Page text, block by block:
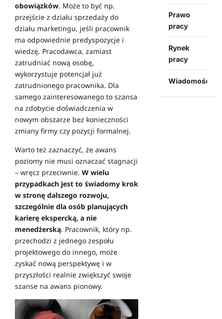
obowiązków. Może to być np.
przejście z działu sprzedaży do
działu marketingu, jeśli pracownik
ma odpowiednie predyspozycje i
wiedzę. Pracodawca, zamiast
zatrudniać nową osobę,
wykorzystuje potencjał już
zatrudnionego pracownika. Dla
samego zainteresowanego to szansa
na zdobycie doświadczenia w
nowym obszarze bez konieczności
zmiany firmy czy pozycji formalnej.
Warto też zaznaczyć, że awans
poziomy nie musi oznaczać stagnacji
– wręcz przeciwnie. W wielu
przypadkach jest to świadomy krok
w stronę dalszego rozwoju,
szczególnie dla osób planujących
karierę ekspercką, a nie
menedżerską. Pracownik, który np.
przechodzi z jednego zespołu
projektowego do innego, może
zyskać nową perspektywę i w
przyszłości realnie zwiększyć swoje
szanse na awans pionowy.
Prawo
pracy
Rynek
pracy
Wiadomości